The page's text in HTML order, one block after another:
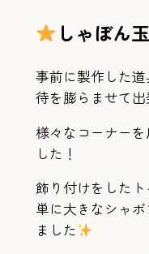
しゃぼん
事前に製作した
待を膨らませて
様々なコーナー
した！
飾り付けをした
単に大きなシャ
ました